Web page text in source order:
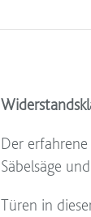
Der
Säbelsäge
Türen in